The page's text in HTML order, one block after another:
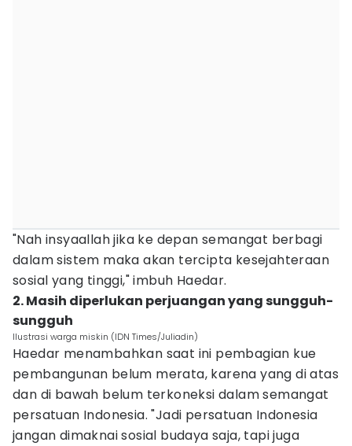
"Nah insyaallah jika ke depan semangat berbagi
dalam sistem maka akan tercipta kesejahteraan
sosial yang tinggi," imbuh Haedar.
2. Masih diperlukan perjuangan yang sungguh-
sungguh
Ilustrasi warga miskin (IDN Times/Juliadin)
Haedar menambahkan saat ini pembagian kue
pembangunan belum merata, karena yang di atas
dan di bawah belum terkoneksi dalam semangat
persatuan Indonesia. "Jadi persatuan Indonesia
jangan dimaknai sosial budaya saja, tapi juga